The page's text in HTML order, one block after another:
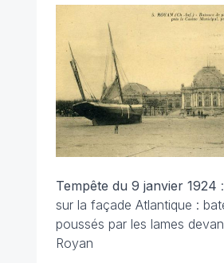
Tempête du 9 janvier 1924
sur la façade Atlantique :
poussés par les lames
Royan